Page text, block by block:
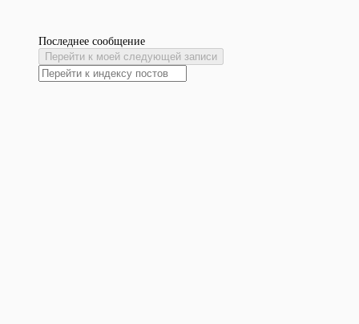
Последнее сообщение
Перейти к моей следующей записи